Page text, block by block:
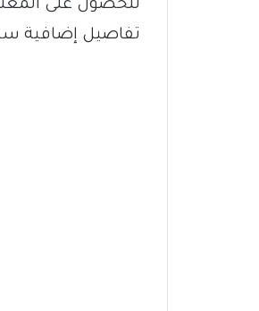
للحصول على
تفاصيل إضافية